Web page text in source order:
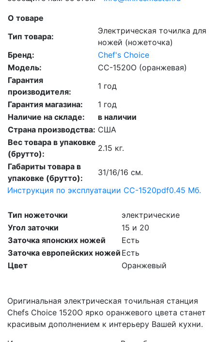
Оригинальная электрическая точильная станция
Chefs Choice 1520O ярко оранжевого цвета станет
красивым дополнением к интерьеру Вашей кухни.
О товаре
Тип товара:
Электрическая точилка для
ножей (ножеточка)
Бренд:
Chef's Choice
Модель:
CC-1520O (оранжевая)
Гарантия
производителя:
1 год
Гарантия магазина:
1 год
Наличие на складе:
в наличии
Страна производства: США
Вес товара в упаковке
(брутто):
2.15 кг.
Габариты товара в
упаковке (брутто):
31/16/16 см.
Инструкция по эксплуатации CC-1520pdf0.45 Мб.
Тип ножеточки
электрические
Угол заточки
15 и 20
Заточка японских ножей
Есть
Заточка европейских ножей Есть
Цвет
Оранжевый